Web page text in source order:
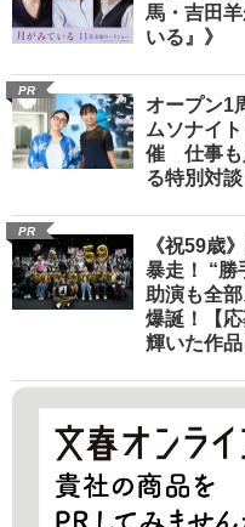
馬・吉田
いる』》
PR
オープン1
ムソナイ
催 仕事も
る特別対談
PR
《祝59歳
暴走！ “勝
助演も全
爆誕！【
輝いた作品